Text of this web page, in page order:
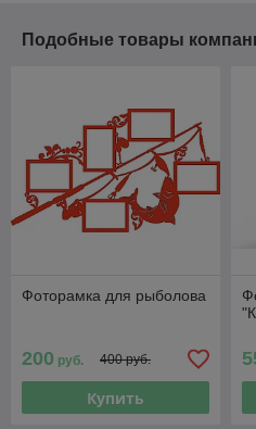
Подобные товары
Фоторамка для рыболова
200 руб. 400 руб.
Купить